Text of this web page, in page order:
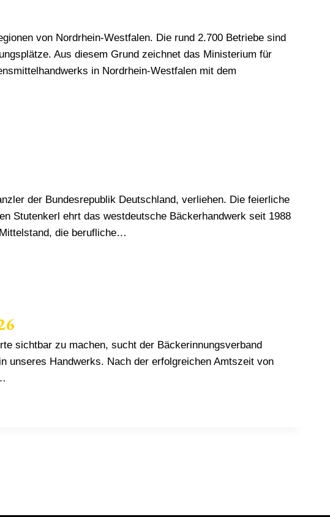
von Nordrhein-Westfalen. Die rund 2.700 Betriebe sind
Aus diesem Grund zeichnet das Ministerium für
in Nordrhein-Westfalen mit dem
der Bundesrepublik Deutschland, verliehen. Die feierliche
Stutenkerl ehrt das westdeutsche Bäckerhandwerk seit 1988
die berufliche…
sichtbar zu machen, sucht der Bäckerinnungsverband
unseres Handwerks. Nach der erfolgreichen Amtszeit von